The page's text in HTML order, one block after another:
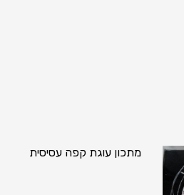
מתכון עוגת קפה עסיסית